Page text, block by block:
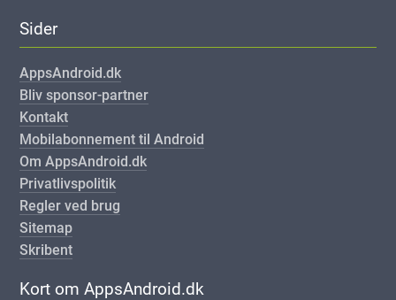
Sider
AppsAndroid.dk
Bliv sponsor-partner
Kontakt
Mobilabonnement til Android
Om AppsAndroid.dk
Privatlivspolitik
Regler ved brug
Sitemap
Skribent
Kort om AppsAndroid.dk